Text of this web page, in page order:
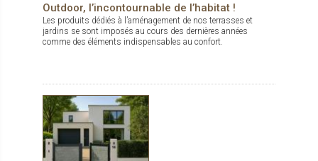
Outdoor, l’incontournable de l’habitat !
Les produits dédiés à l’aménagement de nos terrasses et
jardins se sont imposés au cours des dernières années
comme des éléments indispensables au confort.